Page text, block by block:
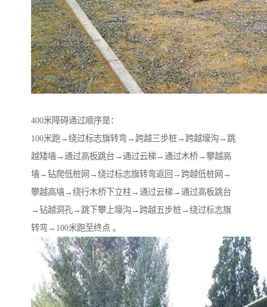
400米障碍通过顺序是：
100米跑→绕过标志旗转弯→跨越三步桩→跨越壕沟→跳
越矮墙→通过高板跳台→通过云梯→通过木桥→攀越高
墙→钻爬低桩网→绕过标志旗转弯返回→跨越低桩网→
攀越高墙→绕行木桥下立柱→通过云梯→通过高板跳台
→钻越洞孔→跳下攀上壕沟→跨越五步桩→绕过标志旗
转弯→100米跑至终点 。